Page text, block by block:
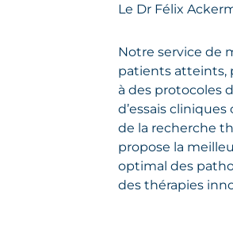
Le Dr Félix
Notre service de
patients atteints,
à des protocoles
d’essais
de la recherche
propose la
optimal des
des thérapies